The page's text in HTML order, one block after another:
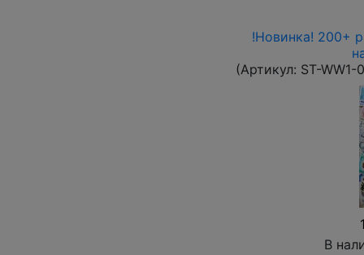
!Новинка! 200+
(Артикул: ST-
В